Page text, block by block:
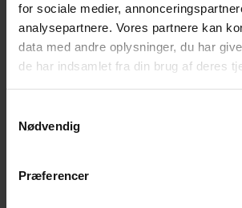
for sociale medier,
analysepartnere. Vores partnere kan
data med andre oplysninger, du har
de har indsamlet fra din brug af deres
Nødvendig
Præferencer
Pilkington Pyrodur®
A clear multi-layered fire-protective glass that
Read more